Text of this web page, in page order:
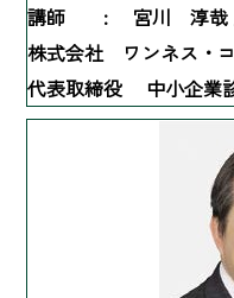
講師 :
宮川 淳
株式会社 ワンネス・
代表取締役 中小企